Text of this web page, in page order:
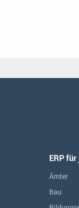
ERP für
Ämter
Bau